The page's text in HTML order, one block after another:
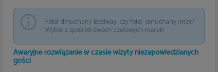
Fotel dmuchany Bestway, czy fotel dmuchany Intex?
Wybierz spośród dwóch czołowych marek!
Awaryjne rozwiązanie w czasie wizyty niezapowiedzianych
gości